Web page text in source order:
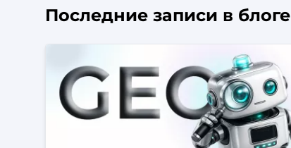
Последние записи в блоге